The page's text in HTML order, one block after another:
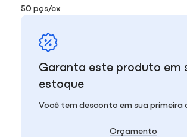
50 pçs/cx
Garanta este produto em
estoque
Você tem desconto em sua primeira
Orçamento